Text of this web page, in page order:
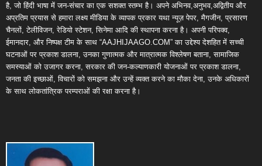
है, जो हिंदी भाषा में जन-संचार का एक सशक्त स्तम्भ है। अपने अभिनव,अनुभव,अद्वितीय और
अप्रतिम प्रयास से हमारा लक्ष्य मीडिया के व्यापक प्रकार यथा न्यूज़ पेपर, मैगजीन, प्रसारण
चैनलों, टेलीविजन, रेडियो स्टेशन, सिनेमा आदि की स्थापना करना है। अपनी परिपक्व,
ईमानदार, और निष्पक्ष टीम के साथ “AAJHIJAAGO.COM” का उद्देश्य देशहित में सच्ची
घटनाओं पर प्रकाश डालना, उनका गुणात्मक और मात्रात्मक विश्लेषण बताना, सामाजिक
समस्याओं को उजागर करना, सरकार की जन-कल्याणकारी योजनाओं पर प्रकाश डालना,
जनता की इच्छाओं, विचारों को समझना और उन्हें व्यक्त करने का मौका देना, उनके अधिकारों
के साथ लोकतांत्रिक परम्पराओं की रक्षा करना है।